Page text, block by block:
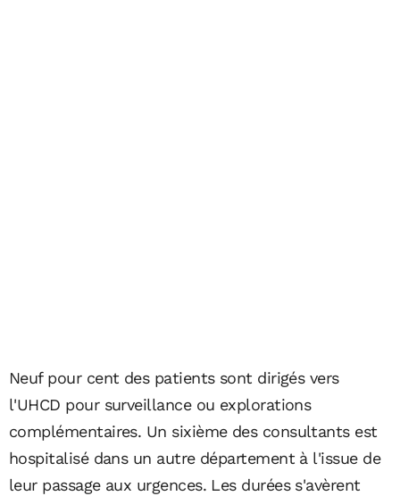
Neuf pour cent des patients sont dirigés vers
l'UHCD pour surveillance ou explorations
complémentaires. Un sixième des consultants est
hospitalisé dans un autre département à l'issue de
leur passage aux urgences. Les durées s'avèrent